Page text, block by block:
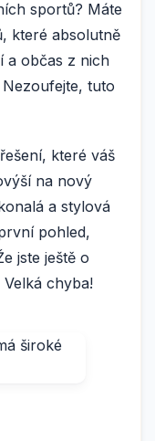
sportů? Máte
které absolutně
a občas z nich
tuto
které váš
na nový
a stylová
pohled,
jste ještě o
chyba!